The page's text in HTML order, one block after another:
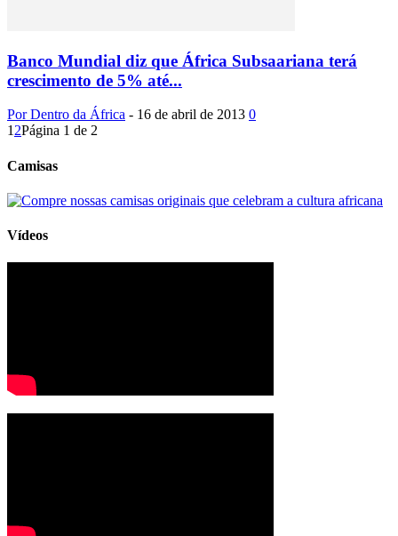
Banco Mundial diz que África Subsaariana terá
crescimento de 5% até...
Por Dentro da África - 16 de abril de 2013 0
1 2Página 1 de 2
Camisas
Vídeos